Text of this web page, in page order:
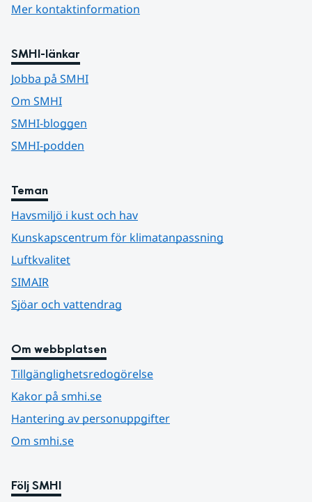
Mer kontaktinformation
SMHI-länkar
Jobba på SMHI
Om SMHI
SMHI-bloggen
SMHI-podden
Teman
Havsmiljö i kust och hav
Kunskapscentrum för klimatanpassning
Luftkvalitet
SIMAIR
Sjöar och vattendrag
Om webbplatsen
Tillgänglighetsredogörelse
Kakor på smhi.se
Hantering av personuppgifter
Om smhi.se
Följ SMHI